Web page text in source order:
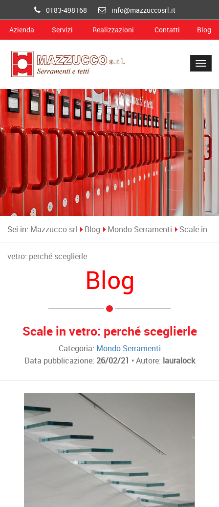
0183-498168 info@mazzuccosrl.it
Azienda Servizi Realizzazioni Contatti Blog
Sei in: Mazzucco srl Blog Mondo Serramenti Scale in
vetro: perché sceglierle
Blog
Scale in vetro: perché sceglierle
Categoria: Mondo Serramenti
Data pubblicazione: 26/02/21 • Autore: lauralock